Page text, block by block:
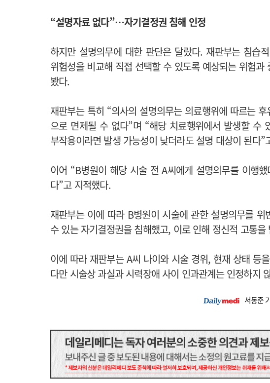
“설명자료 없다”…자기결정권 침해 인정
하지만 설명의무에 대한 판단은 달랐다. 재판부는 침습
위험성을 비교해 직접 선택할 수 있도록 예상되는 위험
봤다.
재판부는 특히 “의사의 설명의무는 의료행위에 따르는
으로 면제될 수 없다”며 “해당 치료행위에서 발생할 수
부작용이라면 발생 가능성이 낮더라도 설명 대상이 된다”
이어 “B병원이 해당 시술 전 A씨에게 설명의무를 이행
다”고 지적했다.
재판부는 이에 따라 B병원이 시술에 관한 설명의무를
수 있는 자기결정권을 침해했고, 이로 인해 정신적 고통
이에 따라 재판부는 A씨 나이와 시술 경위, 현재 상태 등
다만 시술상 과실과 시력장애 사이 인과관계는 인정하지
서동준